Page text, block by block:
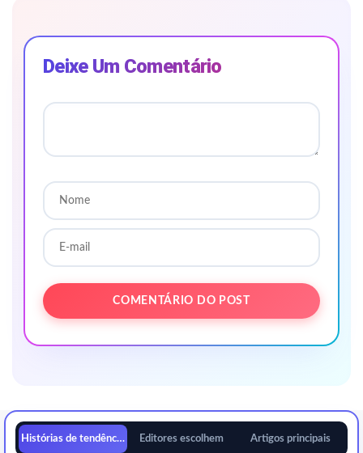
Deixe Um Comentário
Histórias de tendências Editores escolhem Artigos principais